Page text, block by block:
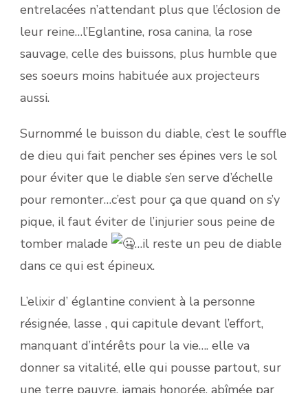
entrelacées n’attendant plus que l’éclosion de
leur reine…l’Eglantine, rosa canina, la rose
sauvage, celle des buissons, plus humble que
ses soeurs moins habituée aux projecteurs
aussi.
Surnommé le buisson du diable, c’est le souffle
de dieu qui fait pencher ses épines vers le sol
pour éviter que le diable s’en serve d’échelle
pour remonter…c’est pour ça que quand on s’y
pique, il faut éviter de l’injurier sous peine de
tomber malade
…il reste un peu de diable
dans ce qui est épineux.
L’elixir d’ églantine convient à la personne
résignée, lasse , qui capitule devant l’effort,
manquant d’intérêts pour la vie…. elle va
donner sa vitalité, elle qui pousse partout, sur
une terre pauvre, jamais honorée, abîmée par